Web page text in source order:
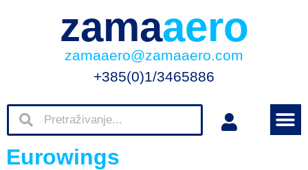
zamaaero
zamaaero@zamaaero.com
+385(0)1/3465886
Eurowings